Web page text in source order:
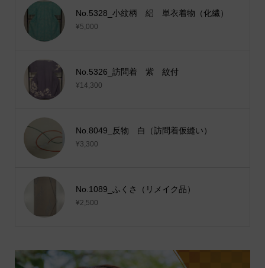
No.5328_小紋柄 絽 単衣着物（化繊）
¥5,000
No.5326_訪問着 紫 紋付
¥14,300
No.8049_反物 白（訪問着仮縫い）
¥3,300
No.1089_ふくさ（リメイク品）
¥2,500